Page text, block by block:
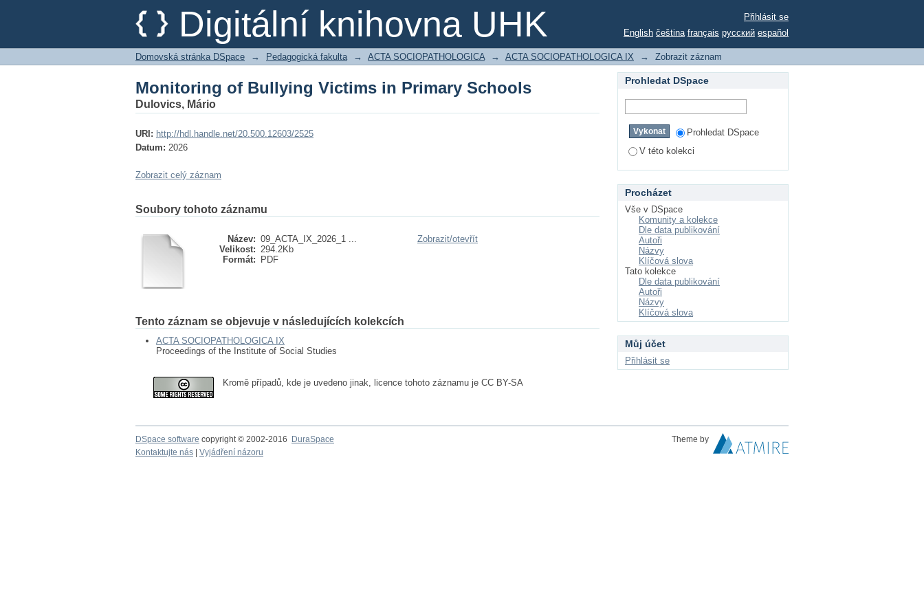
Digitální knihovna UHK
Monitoring of Bullying Victims in Primary Schools
Přihlásit se
English čeština français русский español
Domovská stránka DSpace → Pedagogická fakulta → ACTA SOCIOPATHOLOGICA → ACTA SOCIOPATHOLOGICA IX → Zobrazit záznam
Monitoring of Bullying Victims in Primary Schools
Dulovics, Mário
URI: http://hdl.handle.net/20.500.12603/2525
Datum: 2026
Zobrazit celý záznam
Soubory tohoto záznamu
Název: 09_ACTA_IX_2026_1 ...
Velikost: 294.2Kb
Formát:
PDF
Zobrazit/otevřít
Tento záznam se objevuje v následujících kolekcích
ACTA SOCIOPATHOLOGICA IX
Proceedings of the Institute of Social Studies
Kromě případů, kde je uvedeno jinak, licence tohoto záznamu je CC BY-SA
Prohledat DSpace
Prohledat DSpace
V této kolekci
Procházet
Vše v DSpace
Komunity a kolekce
Dle data publikování
Autoři
Názvy
Klíčová slova
Tato kolekce
Dle data publikování
Autoři
Názvy
Klíčová slova
Můj účet
Přihlásit se
DSpace software copyright © 2002-2016 DuraSpace
Theme by
Kontaktujte nás
Vyjádření názoru